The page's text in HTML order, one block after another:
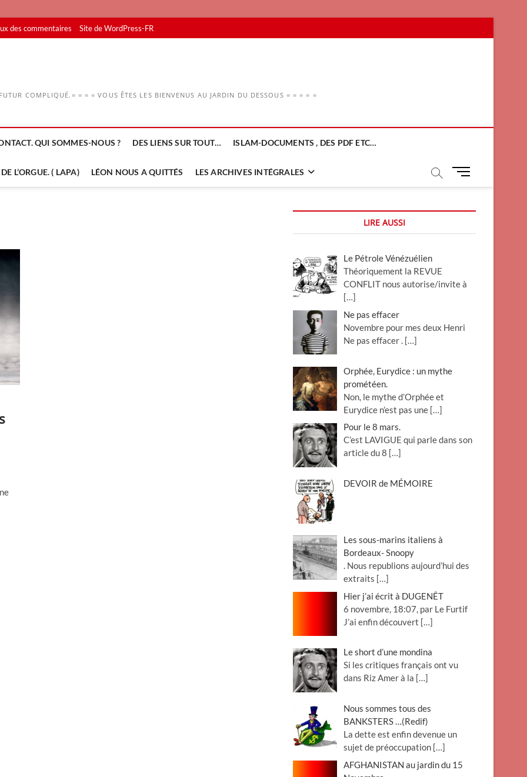
des commentaires Site de WordPress-FR
COMPLIQUÉ.= = = = VOUS ÊTES LES BIENVENUS AU JARDIN DU DESSOUS = = = = =
QUI SOMMES-NOUS ? DES LIENS SUR TOUT… ISLAM-DOCUMENTS , DES PDF ETC…
L’ORGUE. ( LAPA) LÉON NOUS A QUITTÉS LES ARCHIVES INTÉGRALES
M
u
u
n
LIRE AUSSI
Le Pétrole Vénézuélien
Théoriquement la REVUE
CONFLIT nous autorise/invite à
[…]
Ne pas effacer
Novembre pour mes deux Henri
Ne pas effacer . […]
Orphée, Eurydice : un mythe
prométéen.
Non, le mythe d’Orphée et
Eurydice n’est pas une […]
Pour le 8 mars.
C’est LAVIGUE qui parle dans son
article du 8 […]
DEVOIR de MÉMOIRE
Les sous-marins italiens à
Bordeaux- Snoopy
. Nous republions aujourd’hui des
extraits […]
Hier j’ai écrit à DUGENÊT
6 novembre, 18:07, par Le Furtif
J’ai enfin découvert […]
Le short d’une mondina
Si les critiques français ont vu
dans Riz Amer à la […]
Nous sommes tous des
BANKSTERS …(Redif)
La dette est enfin devenue un
sujet de préoccupation […]
AFGHANISTAN au jardin du 15